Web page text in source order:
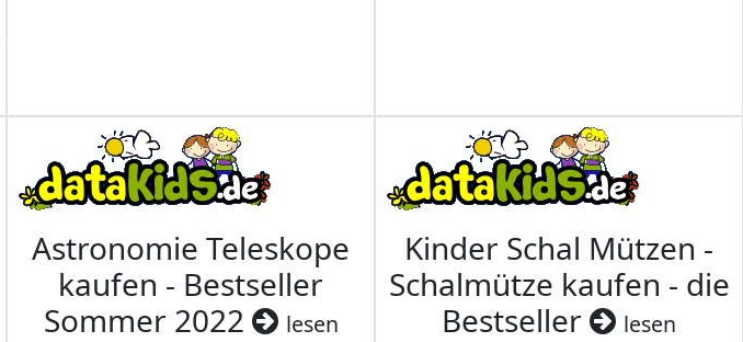
Astronomie Teleskope
kaufen - Bestseller
Sommer 2022
lesen
Kinder Schal Mützen -
Schalmütze kaufen - die
Bestseller
lesen